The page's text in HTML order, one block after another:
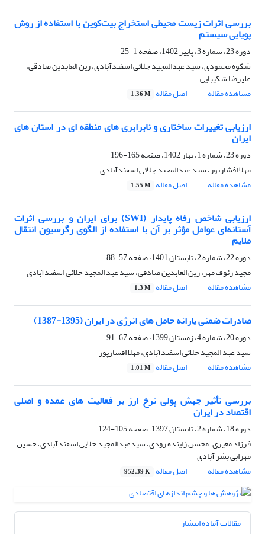
بررسی اثرات زیست محیطی استخراج بیت‌کوین با استفاده از روش
پویایی سیستم
دوره 23، شماره 3، پاییز 1402، صفحه
1-25
شکوه محمودی، سید عبدالمجید جلائی اسفندآبادی، زین العابدین صادقی،
علیرضا شکیبایی
مشاهده مقاله
اصل مقاله 1.36 M
ارزیابی تغییرات ساختاری و نابرابری های منطقه ای در استان های
ایران
دوره 23، شماره 1، بهار 1402، صفحه
165-196
مهلا افشارپور، سید عبدالمجید جلائی اسفندآبادی
مشاهده مقاله
اصل مقاله 1.55 M
ارزیابی شاخص رفاه پایدار (SWI) برای ایران و بررسی اثرات
آستانه‌ای عوامل مؤثر بر آن با استفاده از الگوی رگرسیون انتقال
ملایم
دوره 22، شماره 2، تابستان 1401، صفحه
57-88
مجید رئوف مهر، زین العابدین صادقی، سید عبد المجید جلائی اسفندآبادی
مشاهده مقاله
اصل مقاله 1.3 M
صادرات ضمنی یارانه حامل های انرژی در ایران (1395-1387)
دوره 20، شماره 4، زمستان 1399، صفحه
67-91
سید عبد المجید جلائی اسفندآبادی، مهلا افشارپور
مشاهده مقاله
اصل مقاله 1.01 M
بررسی تأثیر جهش پولی نرخ ارز بر فعالیت های عمده و اصلی
اقتصاد در ایران
دوره 18، شماره 2، تابستان 1397، صفحه
105-124
فرزاد معیری، محسن زاینده رودی، سیدعبدالمجید جلایی اسفندآبادی، حسین
مهرابی بشر آبادی
مشاهده مقاله
اصل مقاله 952.39 K
مقالات آماده انتشار